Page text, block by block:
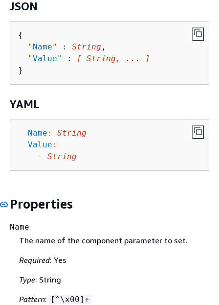
JSON
{
" Name" : String ,
"Value" :
[ String, ... ]
YAML
Name :
String
Value :
-
String
Properties
Name
The name of the component parameter to set.
Required: Yes
Type: String
Pattern: [^\x00]+